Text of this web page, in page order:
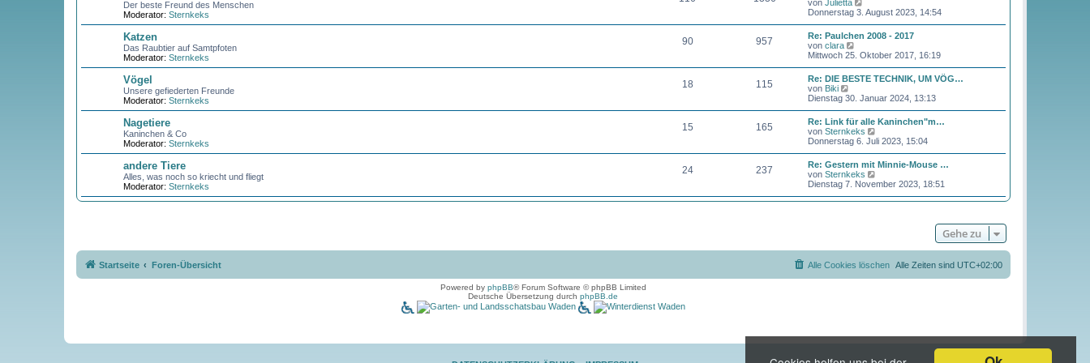
i
t
r
a
g
e
r
B
i
t
r
a
g
Der beste Freund des Menschen
Moderator: Sternkeks
von Julietta
e
e
s
t
e
r
B
i
t
r
a
g
Donnerstag 3. August 2023, 14:54
Katzen
Das Raubtier auf Samtpfoten
Moderator: Sternkeks
90 957
Re: Paulchen 2008 - 2017
von clara
e
e
s
e
r
B
e
i
t
r
a
g
Mittwoch 25. Oktober 2017, 16:19
Vögel
Unsere gefiederten Freunde
Moderator: Sternkeks
18 115
Re: DIE BESTE TECHNIK, UM VÖG…
von Biki
e
e
s
t
e
r
B
e
i
t
r
Dienstag 30. Januar 2024, 13:13
Nagetiere
Kaninchen & Co
Moderator: Sternkeks
15 165
Re: Link für alle Kaninchen"m…
von Sternkeks
e
e
s
e
r
g
Donnerstag 6. Juli 2023, 15:04
andere Tiere
Alles, was noch so kriecht und fliegt
Moderator: Sternkeks
24 237
Re: Gestern mit Minnie-Mouse …
von Sternkeks
e
e
B
i
t
Dienstag 7. November 2023, 18:51
Gehe zu
Startseite Foren-Übersicht Alle Zeiten sind UTC+02:00
Alle Cookies löschen
Powered by phpBB® Forum Software © phpBB Limited
Deutsche Übersetzung durch phpBB.de